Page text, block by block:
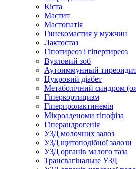
Кіста
Мастит
Мастопатія
Гинекомастия у мужчин
Лактостаз
Гіпотиреоз і гіпертиреоз
Вузловий зоб
Аутоиммунный
Цукровий діабет
Метаболічний синдром
Гіперкортицизм
Гіперпролактинемія
Мікроаденоми гіпофіза
Гіперандрогенія
УЗД молочних залоз
УЗД щитоподібної залози
УЗД органів малого таза
Трансвагінальне УЗД